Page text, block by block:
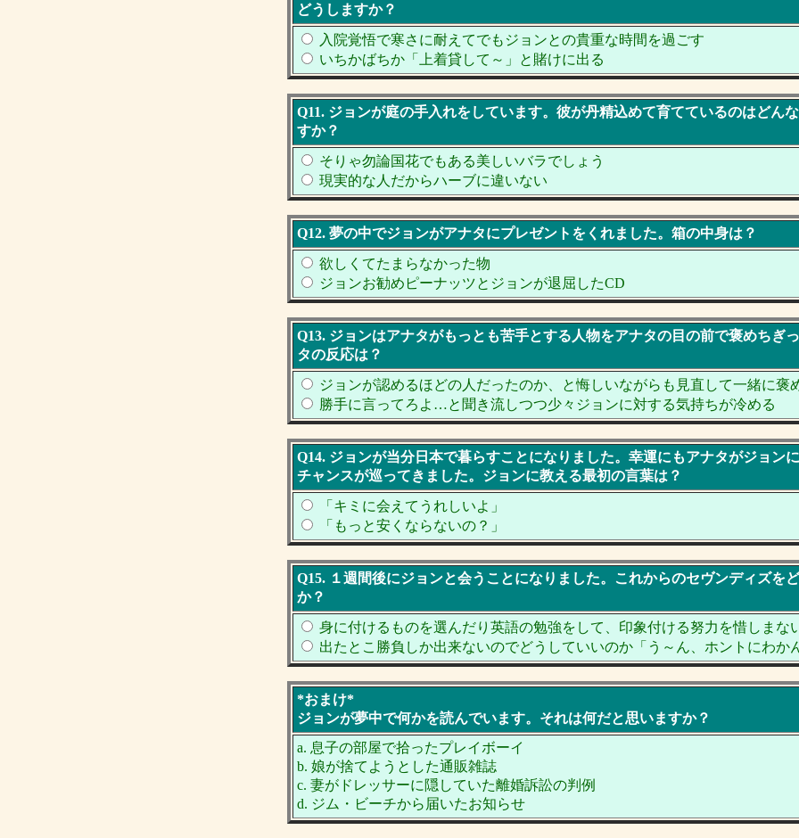
どうしますか？
入院覚悟で寒さに耐えてでもジョンとの貴重な時間を過ごす
いちかばちか「上着貸して～」と賭けに出る
Q11. ジョンが庭の手入れをしています。彼が丹精込めて育てているのはどん
すか？
そりゃ勿論国花でもある美しいバラでしょう
現実的な人だからハーブに違いない
Q12. 夢の中でジョンがアナタにプレゼントをくれました。箱の中身は？
欲しくてたまらなかった物
ジョンお勧めピーナッツとジョンが退屈したCD
Q13. ジョンはアナタがもっとも苦手とする人物をアナタの目の前で褒めちぎ
タの反応は？
ジョンが認めるほどの人だったのか、と悔しいながらも見直して一緒に褒
勝手に言ってろよ…と聞き流しつつ少々ジョンに対する気持ちが冷める
Q14. ジョンが当分日本で暮らすことになりました。幸運にもアナタがジョン
チャンスが巡ってきました。ジョンに教える最初の言葉は？
「キミに会えてうれしいよ」
「もっと安くならないの？」
Q15. １週間後にジョンと会うことになりました。これからのセヴンディズを
か？
身に付けるものを選んだり英語の勉強をして、印象付ける努力を惜しまな
出たとこ勝負しか出来ないのでどうしていいのか「う～ん、ホントにわか
*おまけ*
ジョンが夢中で何かを読んでいます。それは何だと思いますか？
a. 息子の部屋で拾ったプレイボーイ
b. 娘が捨てようとした通販雑誌
c. 妻がドレッサーに隠していた離婚訴訟の判例
d. ジム・ビーチから届いたお知らせ